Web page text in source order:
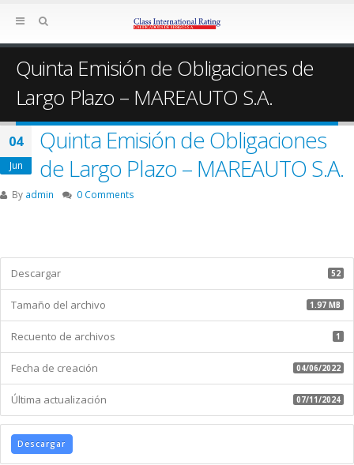
Quinta Emisión de Obligaciones de
Largo Plazo – MAREAUTO S.A.
04
Jun
Quinta Emisión de Obligaciones
de Largo Plazo – MAREAUTO S.A.
By admin 0 Comments
Descargar 52
Tamaño del archivo 1.97 MB
Recuento de archivos 1
Fecha de creación 04/06/2022
Última actualización 07/11/2024
Descargar